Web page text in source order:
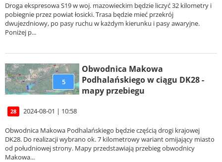
Droga ekspresowa S19 w woj. mazowieckim będzie liczyć 32 kilometry i
pobiegnie przez powiat łosicki. Trasa będzie mieć przekrój
dwujezdniowy, po pasy ruchu w każdym kierunku i pasy awaryjne.
Poniżej p...
5
Obwodnica Makowa
Podhalańskiego w ciągu DK28 -
mapy przebiegu
28 2024-08-01 | 10:58
Obwodnica Makowa Podhalańskiego będzie częścią drogi krajowej
DK28. Do realizacji wybrano ok. 7 kilometrowy wariant omijający miasto
od południowej strony. Mapy przedstawiają przebieg obwodnicy
Makowa...